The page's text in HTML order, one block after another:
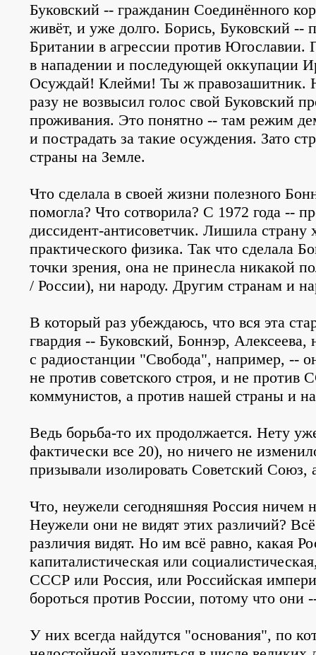
Буковский -- гражданин Соединённого
живёт, и уже долго. Борись, Буковский --
Британии в агрессии против Югославии.
в нападении и последующей оккупации
Осуждай! Клейми! Ты ж правозашитник.
разу не возвысил голос свой Буковский
проживания. Это понятно -- там режим
и пострадать за такие осуждения. Зато
страны на Земле.
Что сделала в своей жизни полезного
помогла? Что сотворила? С 1972 года --
диссидент-антисоветчик. Лишила страну
практического физика. Так что сделала
точки зрения, она не принесла никакой
/ России), ни народу. Другим странам и
В который раз убеждаюсь, что вся эта
гвардия -- Буковский, Боннэр, Алексеева,
с радиостанции "Свобода", например, --
не против советского строя, и не против
коммунистов, а против нашей страны и
Ведь борьба-то их продолжается. Нету
фактически все 20), но ничего не
призывали изолировать Советский Союз,
Что, неужели сегодняшняя Россия ничем
Неужели они не видят этих различий?
различия видят. Но им всё равно, какая
капиталистическая или
СССР или Россия, или Российская
бороться против России, потому что они
У них всегда найдутся "основания", по